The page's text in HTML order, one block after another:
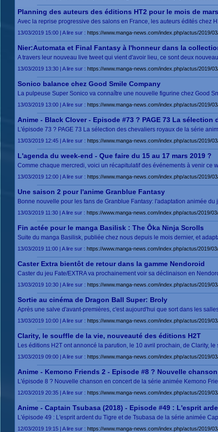
Planning des auteurs des éditions HT2 pour le mois de mars
Avec la reprise progressive des salons en France, les auteurs édités chez
13/03/2019 15:00 | A lire sur : https://www.manga-news.com/index.php/actus/2019/
Nier:Automata et Final Fantasy à l'honneur dans la
A travers leur nouveau live tweet qui vient d'avoir lieu, ce sont deux
13/03/2019 13:30 | A lire sur : https://www.manga-news.com/index.php/actus/2019/
Sonico balance chez Good Smile Company
La pulpeuse Super Sonico va connaître une nouvelle figurine chez Good
13/03/2019 13:00 | A lire sur : https://www.manga-news.com/index.php/actus/2019/
Anime - Black Clover - Episode #73 ? PAGE 73 La sélection
L'épisode 73 ? PAGE 73 La sélection des chevaliers royaux de la série
13/03/2019 12:45 | A lire sur : https://www.manga-news.com/index.php/actus/2019/
L'agenda du week-end - Que faire du 15 au 17 mars 2019 ?
Comme chaque mercredi, voici un récapitulatif des événements à venir
13/03/2019 12:00 | A lire sur : https://www.manga-news.com/index.php/actus/2019/
Une saison 2 pour l'anime Granblue Fantasy
Bonne nouvelle pour les fans de Granblue Fantasy: l'adaptation animée
13/03/2019 11:30 | A lire sur : https://www.manga-news.com/index.php/actus/2019/
Fin actée pour le manga Basilisk : The Ôka Ninja Scrolls
Suite du manga Basilisk, publiée chez nous depuis le mois dernier, et
13/03/2019 11:00 | A lire sur : https://www.manga-news.com/index.php/actus/2019/
Caster Extra bientôt de retour dans la gamme Nendoroid
Caster du jeu Fate/EXTRA va prochainement voir sa déclinaison en
13/03/2019 10:30 | A lire sur : https://www.manga-news.com/index.php/actus/2019/
Sortie au cinéma de Dragon Ball Super: Broly
Après une salve d'avant-premières, c'est aujourd'hui que sort dans les
13/03/2019 10:00 | A lire sur : https://www.manga-news.com/index.php/actus/2019/
Clarity, le souffle de la vie, nouveauté des éditions H2T
Les éditions H2T ont annoncé la parution, le 10 avril prochain, de Clarity,
13/03/2019 09:00 | A lire sur : https://www.manga-news.com/index.php/actus/2019/
Anime - Kemono Friends 2 - Episode #8 ? Nouvelle
L'épisode 8 ? Nouvelle chanson en concert de la série animée Kemono
12/03/2019 20:35 | A lire sur : https://www.manga-news.com/index.php/actus/2019/
Anime - Captain Tsubasa (2018) - Episode #49 : L'esprit
L'épisode 49 : L'esprit ardent du Tigre et de Tsubasa de la série animée
12/03/2019 19:15 | A lire sur : https://www.manga-news.com/index.php/actus/2019/